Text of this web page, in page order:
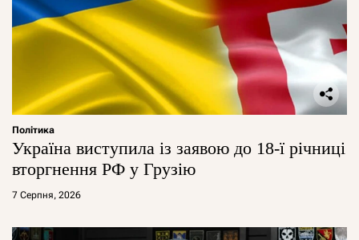
Політика
Україна виступила із заявою до 18-ї річниці
вторгнення РФ у Грузію
7 Серпня, 2026